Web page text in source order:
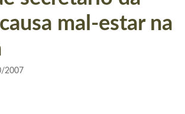
mal-estar na
2007